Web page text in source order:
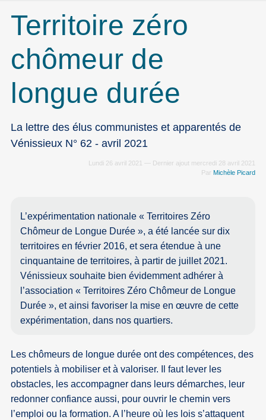
Territoire zéro
chômeur de
longue durée
La lettre des élus communistes et apparentés de
Vénissieux N° 62 - avril 2021
Lundi 26 avril 2021 — Dernier ajout mercredi 28 avril 2021
Par Michèle Picard
L’expérimentation nationale « Territoires Zéro
Chômeur de Longue Durée », a été lancée sur dix
territoires en février 2016, et sera étendue à une
cinquantaine de territoires, à partir de juillet 2021.
Vénissieux souhaite bien évidemment adhérer à
l’association « Territoires Zéro Chômeur de Longue
Durée », et ainsi favoriser la mise en œuvre de cette
expérimentation, dans nos quartiers.
Les chômeurs de longue durée ont des compétences, des
potentiels à mobiliser et à valoriser. Il faut lever les
obstacles, les accompagner dans leurs démarches, leur
redonner confiance aussi, pour ouvrir le chemin vers
l’emploi ou la formation. A l’heure où les lois s’attaquent